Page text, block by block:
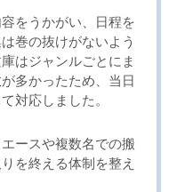
をうかがい、日程を
巻の抜けがないよう
はジャンルごとにま
多かったため、当日
対応しました。
ースや複数名での搬
を終える体制を整え